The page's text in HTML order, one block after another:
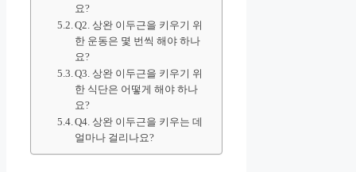
요?
Q2. 상완 이두근을 키우기 위
한 운동은 몇 번씩 해야 하나
요?
Q3. 상완 이두근을 키우기 위
한 식단은 어떻게 해야 하나
요?
Q4. 상완 이두근을 키우는 데
얼마나 걸리나요?